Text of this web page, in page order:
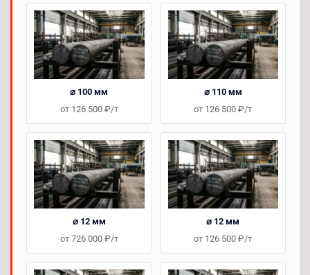
⌀ 100 мм
от 126 500 ₽/т
⌀ 110 мм
от 126 500 ₽/т
⌀ 12 мм
от 726 000 ₽/т
⌀ 12 мм
от 126 500 ₽/т